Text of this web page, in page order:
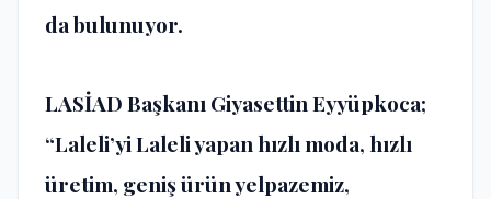
da bulunuyor.
LASİAD Başkanı Giyasettin Eyyüpkoca;
“Laleli’yi Laleli yapan hızlı moda, hızlı
üretim, geniş ürün yelpazemiz,